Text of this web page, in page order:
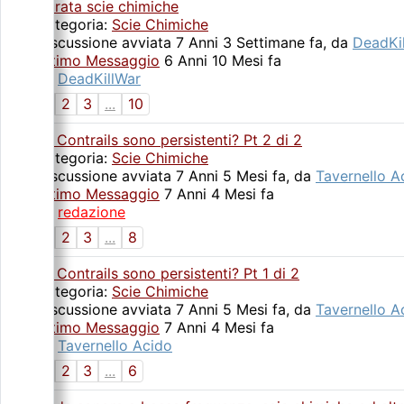
Durata scie chimiche
Categoria: Scie Chimiche
Discussione avviata 7 Anni 3 Settimane fa, da
Ultimo Messaggio 6 Anni 10 Mesi fa
DeadKillWar
2 3 ...
10
Le Contrails sono persistenti? Pt 2 di 2
Categoria: Scie Chimiche
Discussione avviata 7 Anni 5 Mesi fa, da Tavernello
Ultimo Messaggio 7 Anni 4 Mesi fa
redazione
2 3 ...
8
Le Contrails sono persistenti? Pt 1 di 2
Categoria: Scie Chimiche
Discussione avviata 7 Anni 5 Mesi fa, da Tavernello
Ultimo Messaggio 7 Anni 4 Mesi fa
Tavernello Acido
2 3 ...
6